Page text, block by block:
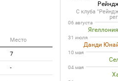
Место
7
-
С клуба
06 августа
Ягеллония
31 июля
Данди
10 мая
04 мая